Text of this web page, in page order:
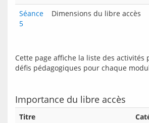
Séance
5
Dimensions du libre accès
Cette page affiche la liste des activités
Importance du libre accès
Titre